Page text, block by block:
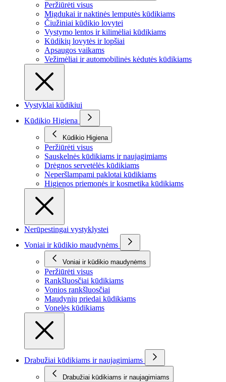
Peržiūrėti visus
Migdukai ir naktinės lemputės kūdikiams
Čiužiniai kūdikio lovytei
Vystymo lentos ir kilimėliai kūdikiams
Kūdikių lovytės ir lopšiai
Apsaugos vaikams
Vežimėliai ir automobilinės kėdutės kūdikiams
Vystyklai kūdikiui
Kūdikio Higiena
Kūdikio Higiena
Peržiūrėti visus
Sauskelnės kūdikiams ir naujagimiams
Drėgnos servetėlės kūdikiams
Neperšlampami paklotai kūdikiams
Higienos priemonės ir kosmetika kūdikiams
Nerūpestingai vystyklystei
Voniai ir kūdikio maudynėms
Voniai ir kūdikio maudynėms
Peržiūrėti visus
Rankšluosčiai kūdikiams
Vonios rankšluosčiai
Maudynių priedai kūdikiams
Vonelės kūdikiams
Drabužiai kūdikiams ir naujagimiams
Drabužiai kūdikiams ir naujagimiams